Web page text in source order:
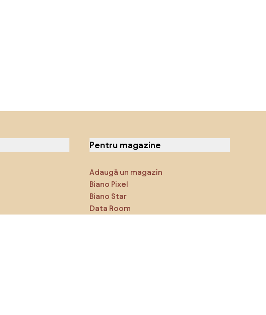
Pentru magazine
Adaugă un magazin
Biano Pixel
Biano Star
Data Room